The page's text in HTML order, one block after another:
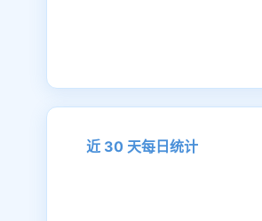
近 30 天每日统计